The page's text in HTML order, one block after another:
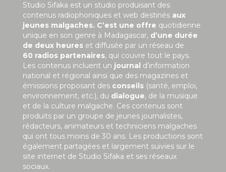
Studio Sifaka est un studio produisant des
contenus radiophoniques et web destinés aux
jeunes malgaches. C’est une offre quotidienne
unique en son genre à Madagascar, d’une durée
de deux heures et diffusée par un réseau de
60 radios partenaires, qui couvre tout le pays.
Les contenus incluent un journal d’information
national et régional ainsi que des magazines et
émissions proposant des conseils (santé, emploi,
environnement, etc.), du dialogue, de la musique
et de la culture malgache. Ces contenus sont
produits par un groupe de jeunes journalistes,
rédacteurs, animateurs et techniciens malgaches
qui ont tous moins de 30 ans. Les productions sont
également partagées et largement suivies sur le
site internet de Studio Sifaka et ses réseaux
sociaux.